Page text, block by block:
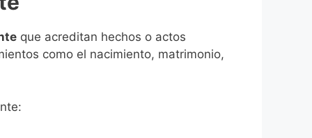
que acreditan hechos o actos
como el nacimiento, matrimonio,